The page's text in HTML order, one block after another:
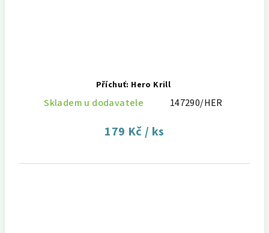
Příchuť: Hero Krill
Skladem u dodavatele 147290/HER
179 Kč/ ks